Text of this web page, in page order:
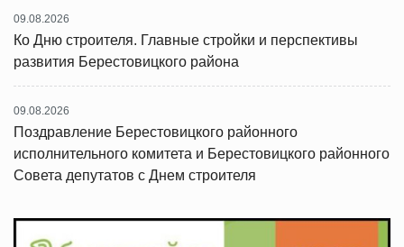
09.08.2026
Ко Дню строителя. Главные стройки и перспективы
развития Берестовицкого района
09.08.2026
Поздравление Берестовицкого районного
исполнительного комитета и Берестовицкого районного
Совета депутатов с Днем строителя